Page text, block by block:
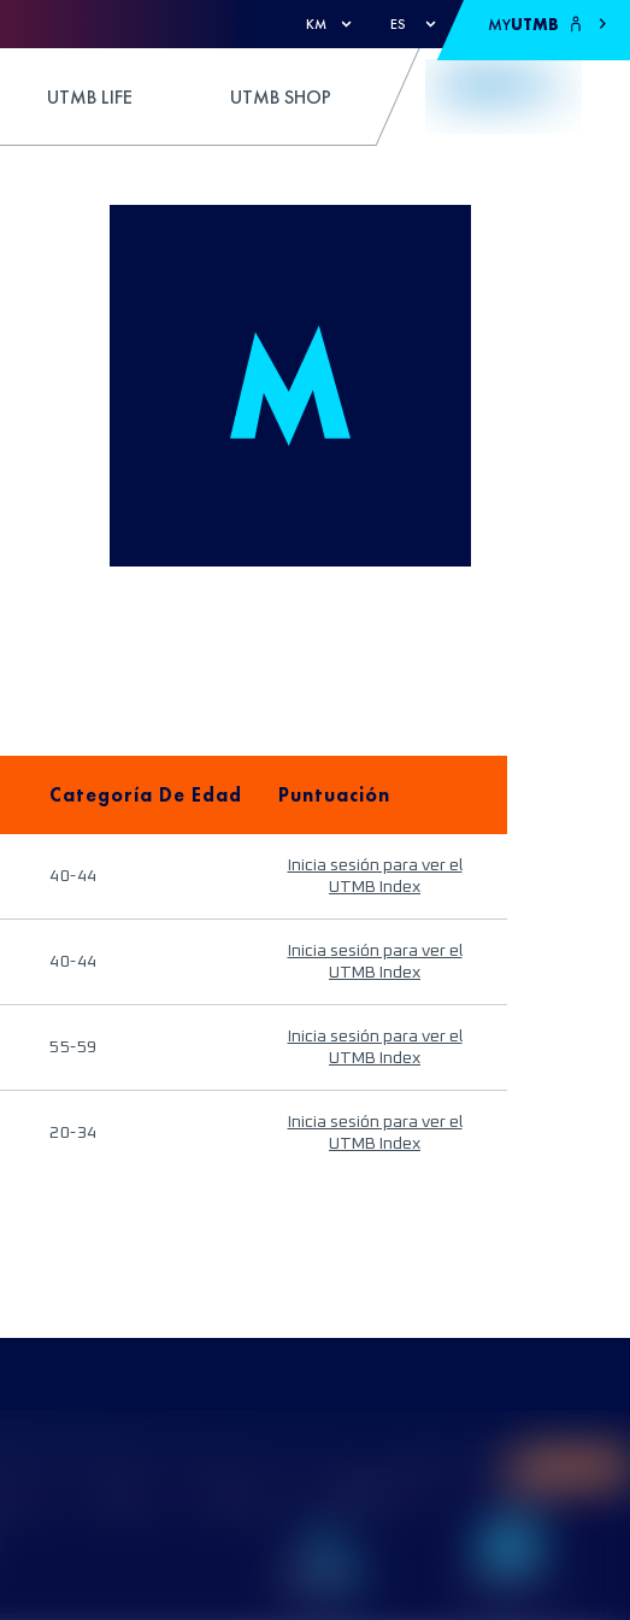
KM ES MYUTMB
UTMB LIFE UTMB SHOP
Categoría De Edad Puntuación
40-44
Inicia sesión para ver el
UTMB Index
40-44
Inicia sesión para ver el
UTMB Index
55-59
Inicia sesión para ver el
UTMB Index
20-34
Inicia sesión para ver el
UTMB Index